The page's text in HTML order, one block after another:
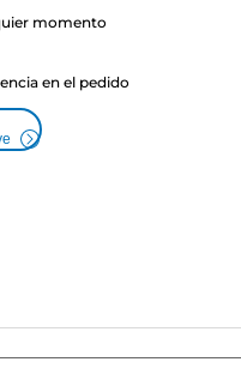
momento
en el pedido